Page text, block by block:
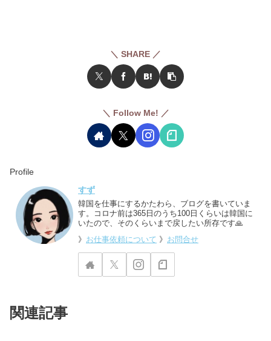
＼ SHARE ／
＼ Follow Me! ／
Profile
すず
韓国を仕事にするかたわら、ブログを書いていま
す。コロナ前は365日のうち100日くらいは韓国に
いたので、そのくらいまで戻したい所存です🙏
》 お仕事依頼について 》 お問合せ
関連記事